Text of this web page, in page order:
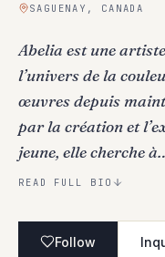
SAGUENAY, CANADA
Abelia est une
l’univers de la
œuvres depuis
par la création et
jeune, elle cherche
READ FULL BIO
Follow